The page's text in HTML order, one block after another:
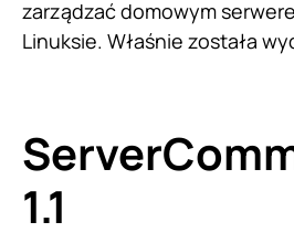
zarządzać domowym
Linuksie. Właśnie została
1.1